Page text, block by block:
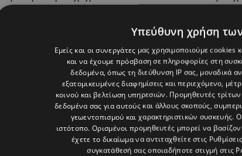
Υπεύθυνη χρήση
Εμείς και οι συνεργάτες μας χρησιμοποιούμε cookies
και να έχουμε πρόσβαση σε πληροφορίες στη
δεδομένα, όπως τη διεύθυνση IP σας, μοναδικά
εξατομικευμένες διαφημίσεις και περιεχόμενο,
κοινού και βελτίωση υπηρεσιών. Προμηθευτές
δεδομένα σας για αυτούς και άλλους σκοπούς,
γεωεντοπισμού και χαρακτηριστικών συσκευής.
ιστότοπο. Ορισμένοι προμηθευτές μπορεί να
έχετε το δικαίωμα να αντιταχθείτε στις
συγκατάθεσή σας οποιαδήποτε στιγμή στις